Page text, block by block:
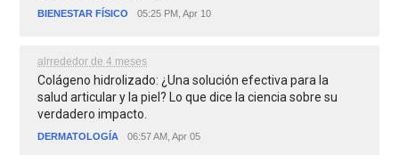
BIENESTAR FÍSICO 05:25 PM, Apr 10
alrrededor de 4 meses
Colágeno hidrolizado: ¿Una solución efectiva para la
salud articular y la piel? Lo que dice la ciencia sobre su
verdadero impacto.
DERMATOLOGÍA 06:57 AM, Apr 05